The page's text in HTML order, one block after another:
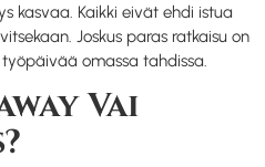
kasvaa. Kaikki eivät ehdi istua
Joskus paras ratkaisu on
omassa tahdissa.
Vai